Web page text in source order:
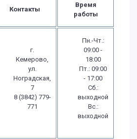
Контакты
Время
работы
г.
Кемерово,
ул.
Ноградская,
7
8 (3842) 779-
771
Пн.-Чт.:
09:00 -
18:00
Пт.: 09:00
- 17:00
Сб.:
выходной
Вс.:
выходной